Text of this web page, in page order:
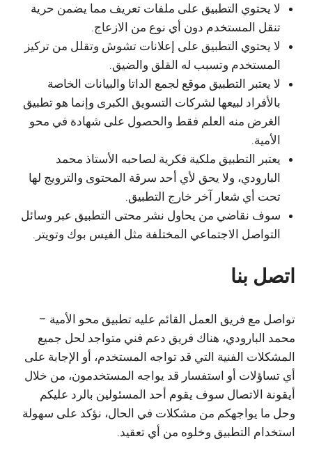
لا يحتوي التطبيق على ملفات تعريف مما يضمن حرية
تنقل المستخدم دون أي نوع من الازعاج.
لا يحتوي التطبيق على إعلانات تشوش وتقلل من تركيز
المستخدم وتسبب له القلق والضيق.
لا يعتبر التطبيق موقع لجمع الداتا والبيانات الخاصة
بالأفراد لبيعها لشركات التسويق الكبرى وإنما هو تطبيق
الغرض منه العلم فقط والحصول على شهادة في محو
الأمية.
يعتبر التطبيق ملكية فكرية لصاحبه الأستاذ محمد
البارودي، ولا يحق لأي أحد سرقة المحتوى والترويج لها
تحت أي شعار آخر خارج التطبيق.
سوف نقاضي من يحاول نشر محتى التطبيق عبر وسائل
التواصل الاجتماعي المختلفة مثل الفيس بوك وتويتر.
اتصل بنا
تواصل مع فريق العمل القائم عليه تطبيق محو الأمية –
محمد البارودي، هناك فريق دعم فني متواجد لحل جميع
المشكلات الفنية التي قد تواجه المستخدم، أو الإجابة على
أي تساؤلات أو استفسار قد يواجه المستخدمون، من خلال
أيقونة الاتصال سوف يقوم أحد المسئولين بالرد عليكم
وحل ما يواجهكم من مشكلات في الحال، نؤكد على سهولة
استخدام التطبيق وخلوه من أي تعقيد.